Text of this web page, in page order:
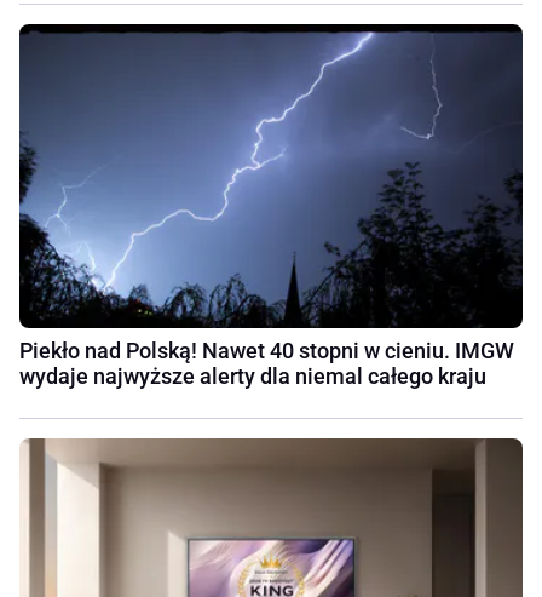
Piekło nad Polską! Nawet 40 stopni w cieniu. IMGW
wydaje najwyższe alerty dla niemal całego kraju